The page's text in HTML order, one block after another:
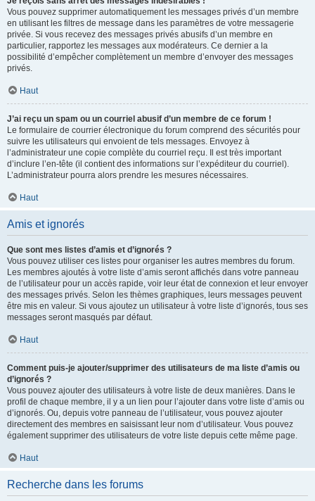
Vous pouvez supprimer automatiquement les messages privés d’un membre
en utilisant les filtres de message dans les paramètres de votre messagerie
privée. Si vous recevez des messages privés abusifs d’un membre en
particulier, rapportez les messages aux modérateurs. Ce dernier a la
possibilité d’empêcher complètement un membre d’envoyer des messages
privés.
Haut
J’ai reçu un spam ou un courriel abusif d’un membre de ce forum !
Le formulaire de courrier électronique du forum comprend des sécurités pour
suivre les utilisateurs qui envoient de tels messages. Envoyez à
l’administrateur une copie complète du courriel reçu. Il est très important
d’inclure l’en-tête (il contient des informations sur l’expéditeur du courriel).
L’administrateur pourra alors prendre les mesures nécessaires.
Haut
Amis et ignorés
Que sont mes listes d’amis et d’ignorés ?
Vous pouvez utiliser ces listes pour organiser les autres membres du forum.
Les membres ajoutés à votre liste d’amis seront affichés dans votre panneau
de l’utilisateur pour un accès rapide, voir leur état de connexion et leur envoyer
des messages privés. Selon les thèmes graphiques, leurs messages peuvent
être mis en valeur. Si vous ajoutez un utilisateur à votre liste d’ignorés, tous ses
messages seront masqués par défaut.
Haut
Comment puis-je ajouter/supprimer des utilisateurs de ma liste d’amis ou
d’ignorés ?
Vous pouvez ajouter des utilisateurs à votre liste de deux manières. Dans le
profil de chaque membre, il y a un lien pour l’ajouter dans votre liste d’amis ou
d’ignorés. Ou, depuis votre panneau de l’utilisateur, vous pouvez ajouter
directement des membres en saisissant leur nom d’utilisateur. Vous pouvez
également supprimer des utilisateurs de votre liste depuis cette même page.
Haut
Recherche dans les forums